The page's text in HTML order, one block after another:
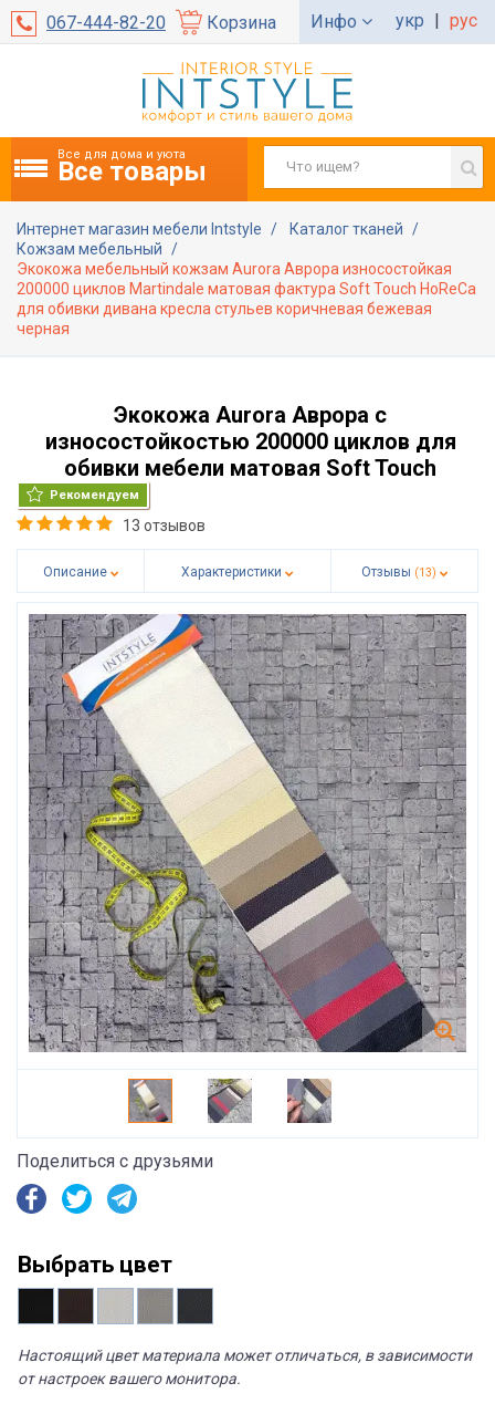
067-444-82-20 Корзина Инфо укр | рус
Все для дома и уюта
Все товары
Интернет магазин мебели Intstyle
Каталог тканей
Кожзам мебельный
Экокожа мебельный кожзам Aurora Аврора износостойкая
200000 циклов Martindale матовая фактура Soft Touch HoReCa
для обивки дивана кресла стульев коричневая бежевая
черная
Экокожа Aurora Аврора с
износостойкостью 200000 циклов для
обивки мебели матовая Soft Touch
Рекомендуем
13 отзывов
Описание Характеристики Отзывы (13)
Поделиться с друзьями
Выбрать цвет
Настоящий цвет материала может отличаться, в зависимости
от настроек вашего монитора.